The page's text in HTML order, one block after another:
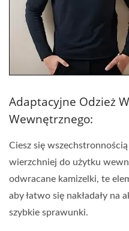
Adaptacyjne Odzież
Wewnętrznego:
Ciesz się
wierzchniej do użytku
odwracane kamizelki, te
aby łatwo się nakładały na
szybkie sprawunki.